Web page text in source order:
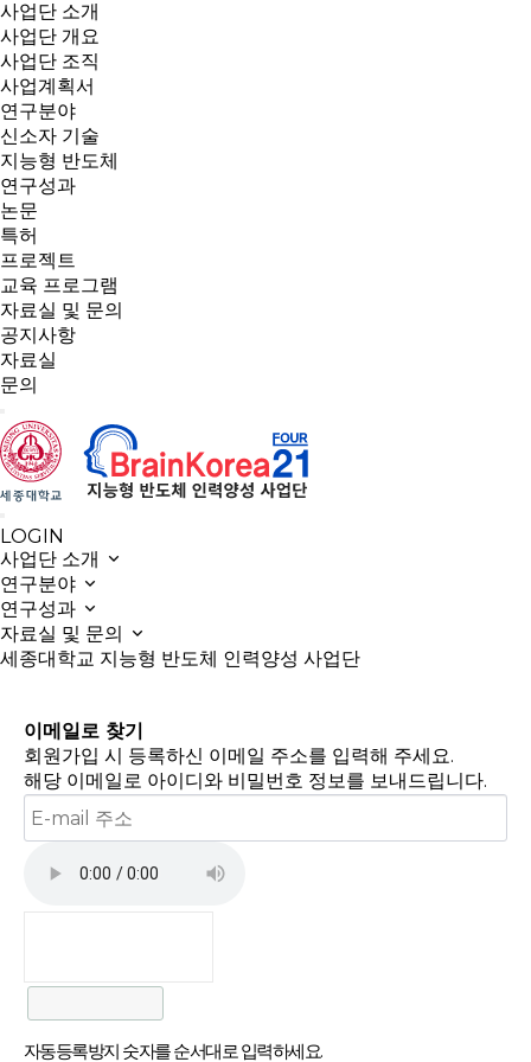
사업단 소개
사업단 개요
사업단 조직
사업계획서
연구분야
신소자 기술
지능형 반도체
연구성과
논문
특허
프로젝트
교육 프로그램
자료실 및 문의
공지사항
자료실
문의
LOGIN
사업단 소개
연구분야
연구성과
자료실 및 문의
세종대학교 지능형 반도체 인력양성 사업단
이메일로 찾기
회원가입 시 등록하신 이메일 주소를 입력해 주세요.
해당 이메일로 아이디와 비밀번호 정보를 보내드립니다.
자동등록방지 숫자를 순서대로 입력하세요.